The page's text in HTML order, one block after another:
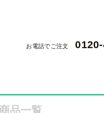
お電話でご注文
品一覧